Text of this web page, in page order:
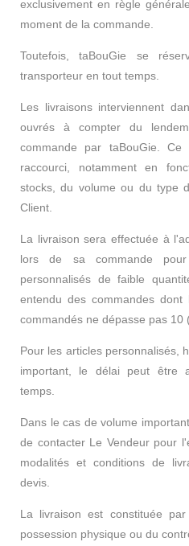
exclusivement en règle
moment de la commande.
Toutefois, taBouGie se
transporteur en tout temps.
Les livraisons interviennent
ouvrés à compter du
commande par taBouGie.
raccourci, notamment en
stocks, du volume ou du type
Client.
La livraison sera effectuée à
lors de sa commande
personnalisés de faible
entendu des commandes
commandés ne dépasse pas 10
Pour les articles personnalisés,
important, le délai peut être
temps.
Dans le cas de volume
de contacter Le Vendeur pour
modalités et conditions de
devis.
La livraison est constituée
possession physique ou du